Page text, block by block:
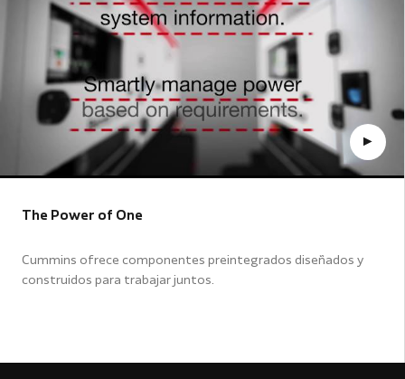
The Power of One
Cummins ofrece componentes preintegrados diseñados y
construidos para trabajar juntos.